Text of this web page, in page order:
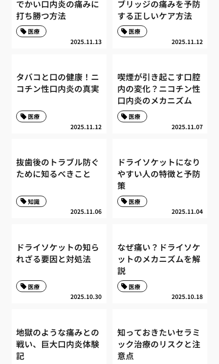
でかい口内炎の痛みに
打ち勝つ方法
2025.11.13
医療
ブリッジの痛みを予防
する正しいケア方法
2025.11.12
医療
タバコと口の健康！ニ
コチン性口内炎の真実
2025.11.12
医療
喫煙が引き起こす口腔
内の変化？ニコチン性
口内炎のメカニズム
2025.11.07
医療
抜歯後のトラブル防ぐ
ために知るべきこと
2025.11.06
知識
ドライソケットになり
やすい人の特徴と予防
策
2025.11.04
医療
ドライソケットの知ら
れざる要因と対処法
2025.10.30
医療
なぜ痛い？ドライソケ
ットのメカニズムを解
説
2025.10.18
医療
地獄のような痛みとの
戦い、巨大口内炎体験
記
知っておきたいセラミ
ック治療のリスクと注
意点